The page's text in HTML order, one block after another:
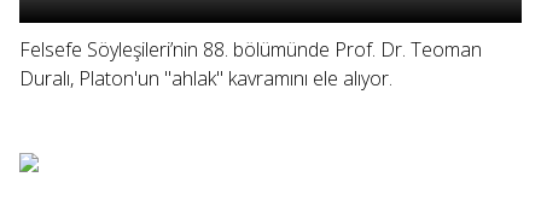
Felsefe Söyleşileri’nin 88. bölümünde Prof. Dr. Teoman
Duralı, Platon'un "ahlak" kavramını ele alıyor.